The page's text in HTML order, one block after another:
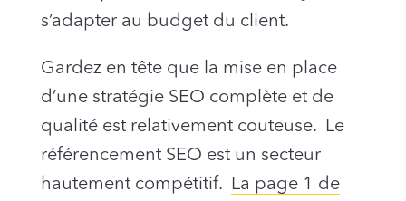
s’adapter au budget du client.
Gardez en tête que la mise en place
d’une stratégie SEO complète et de
qualité est relativement couteuse. Le
référencement SEO est un secteur
hautement compétitif.
La page 1 de